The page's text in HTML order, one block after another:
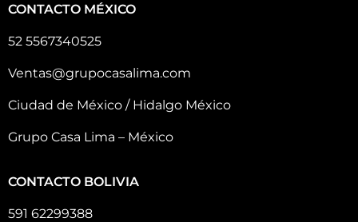
CONTACTO MÉXICO
52 5567340525
Ventas@grupocasalima.com
Ciudad de México / Hidalgo México
Grupo Casa Lima – México
CONTACTO BOLIVIA
591 62299388